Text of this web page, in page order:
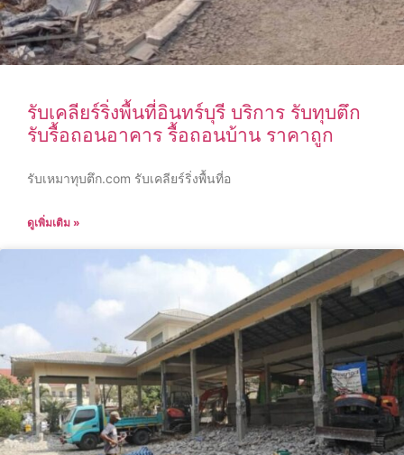
รับเคลียร์ริ่งพื้นที่อินทร์บุรี บริการ รับทุบตึก
รับรื้อถอนอาคาร รื้อถอนบ้าน ราคาถูก
รับเหมาทุบตึก.com รับเคลียร์ริ่งพื้นที่อ
ดูเพิ่มเติม »